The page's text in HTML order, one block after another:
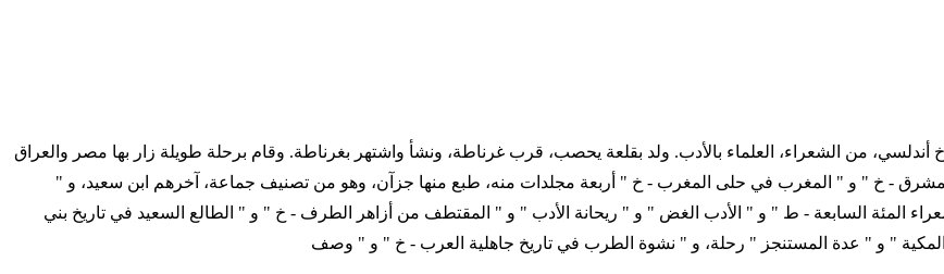
الميلادي 1214 - 1286 ترجمة المؤلف مؤرخ أندلسي، من الشعراء، العلماء بالأدب. ولد بقلعة يحصب، قرب غرناطة، ونشأ واشتهر بغرناطة. وقام برحلة طويلة زار بها مصر والعراق
- خ " و " المغرب في حلى المغرب - خ " أربعة مجلدات منه، طبع منها جزآن، وهو من تصنيف جماعة، آخرهم ابن سعيد، و "
المئة السابعة - ط " و " الأدب الغض " و " ريحانة الأدب " و " المقتطف من أزاهر الطرف - خ " و " الطالع السعيد في تاريخ بني
المكية " و " عدة المستنجز " رحلة، و " نشوة الطرب في تاريخ جاهلية العرب - خ " و " وصف